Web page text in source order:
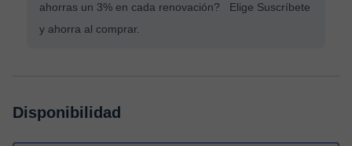
ahorras un 3% en cada renovación? Elige Suscríbete
y ahorra al comprar.
Disponibilidad